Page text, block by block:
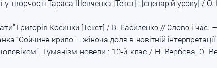
у творчості Тараса Шевченка [Текст] : [сценарій уроку]
Григорія Косинки [Текст] / В. Василенко // Слово і
“Сойчине крило”– жіноча доля в новітній
Гуманізм новели : 10-й клас / Н. Вербова, О.